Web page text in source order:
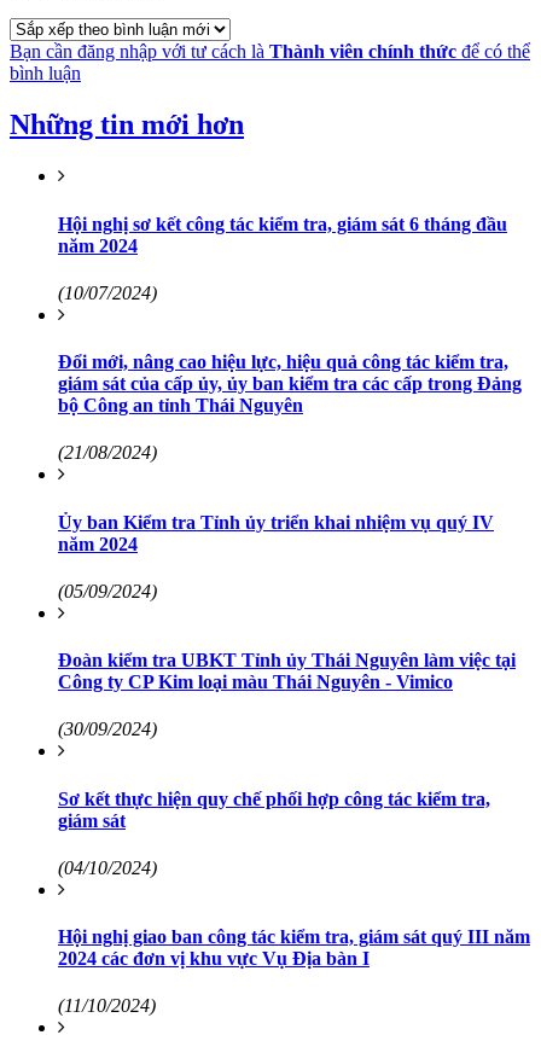
Bạn cần đăng nhập với tư cách là Thành viên chính thức để có thể
bình luận
Những tin mới hơn
Hội nghị sơ kết công tác kiểm tra, giám sát 6 tháng đầu
năm 2024
(10/07/2024)
Đổi mới, nâng cao hiệu lực, hiệu quả công tác kiểm tra,
giám sát của cấp ủy, ủy ban kiểm tra các cấp trong Đảng
bộ Công an tỉnh Thái Nguyên
(21/08/2024)
Ủy ban Kiểm tra Tỉnh ủy triển khai nhiệm vụ quý IV
năm 2024
(05/09/2024)
Đoàn kiểm tra UBKT Tỉnh ủy Thái Nguyên làm việc tại
Công ty CP Kim loại màu Thái Nguyên - Vimico
(30/09/2024)
Sơ kết thực hiện quy chế phối hợp công tác kiểm tra,
giám sát
(04/10/2024)
Hội nghị giao ban công tác kiểm tra, giám sát quý III năm
2024 các đơn vị khu vực Vụ Địa bàn I
(11/10/2024)